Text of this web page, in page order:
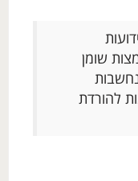
שומן
רוויות כמו אומגה 3 ו-6 נחשבות
להורדת